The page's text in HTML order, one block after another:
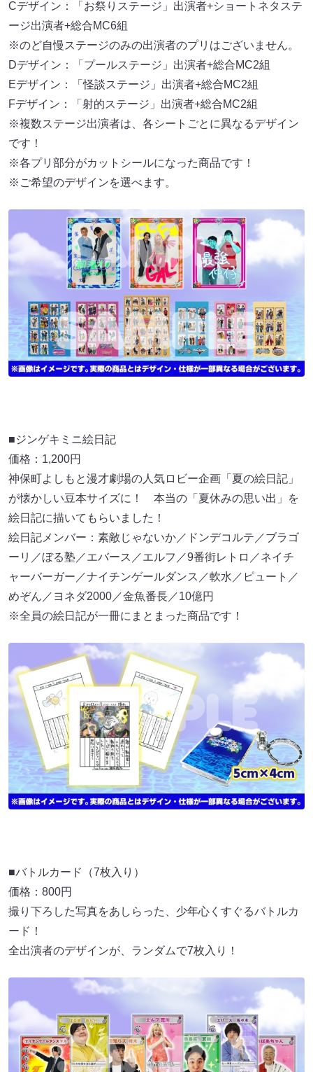
Cデザイン：「お祭りステージ」出演者+ショートネタステ
ージ出演者+総合MC6組
※のど自慢ステージのみの出演者のプリはございません。
Dデザイン：「プールステージ」出演者+総合MC2組
Eデザイン：「怪談ステージ」出演者+総合MC2組
Fデザイン：「射的ステージ」出演者+総合MC2組
※複数ステージ出演者は、各シートごとに異なるデザイン
です！
※各プリ部分がカットシールになった商品です！
※ご希望のデザインを選べます。
■ジンゲキミニ絵日記
価格：1,200円
神保町よしもと漫才劇場の人気ロビー企画「夏の絵日記」
が懐かしい豆本サイズに！ 本当の「夏休みの思い出」を
絵日記に描いてもらいました！
絵日記メンバー：素敵じゃないか／ドンデコルテ／ブラゴ
ーリ／ぼる塾／エバース／エルフ／9番街レトロ／ネイチ
ャーバーガー／ナイチンゲールダンス／軟水／ピュート／
めぞん／ヨネダ2000／金魚番長／10億円
※全員の絵日記が一冊にまとまった商品です！
■バトルカード（7枚入り）
価格：800円
撮り下ろした写真をあしらった、少年心くすぐるバトルカ
ード！
全出演者のデザインが、ランダムで7枚入り！